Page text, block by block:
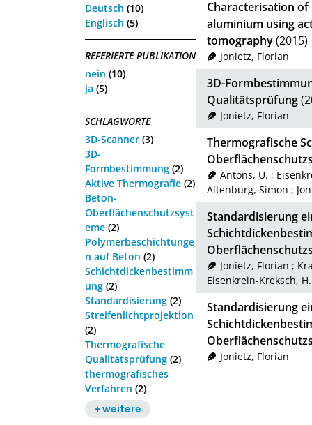
Deutsch (10)
Englisch (5)
REFERIERTE PUBLIKATION
nein (10)
ja (5)
SCHLAGWORTE
3D-Scanner (3)
3D-
Formbestimmung (2)
Aktive Thermografie (2)
Beton-
Oberflächenschutzsyst
eme (2)
Polymerbeschichtunge
n auf Beton (2)
Schichtdickenbestimm
ung (2)
Standardisierung (2)
Streifenlichtprojektion
(2)
Thermografische
Qualitätsprüfung (2)
thermografisches
Verfahren (2)
+ weitere
Characterisation
aluminium using
tomography(2015)
Jonietz, Florian
3D-
Qualitätsprüfung
Jonietz, Florian
Thermografische
Antons, U. ;
Altenburg, Simon ;
Standardisierung
Jonietz, Florian ;
Eisenkrein-Kreksch, H.
Standardisierung
Jonietz, Florian